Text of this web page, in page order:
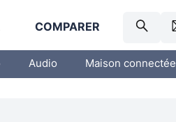
COMPARER
Audio Maison connectée